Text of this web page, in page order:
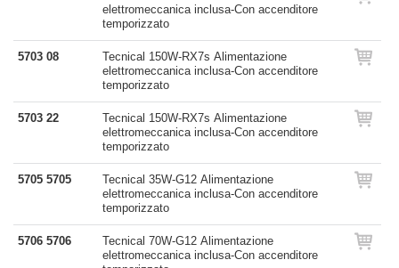
elettromeccanica inclusa-Con accenditore
temporizzato
5703 08
Tecnical 150W-RX7s Alimentazione
elettromeccanica inclusa-Con accenditore
temporizzato
5703 22
Tecnical 150W-RX7s Alimentazione
elettromeccanica inclusa-Con accenditore
temporizzato
5705 5705
Tecnical 35W-G12 Alimentazione
elettromeccanica inclusa-Con accenditore
temporizzato
5706 5706
Tecnical 70W-G12 Alimentazione
elettromeccanica inclusa-Con accenditore